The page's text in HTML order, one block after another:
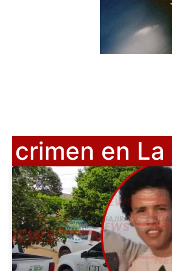
crimen en